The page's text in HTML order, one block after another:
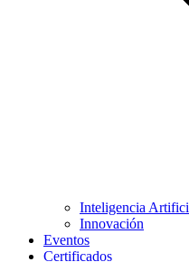
Inteligencia
Innovación
Eventos
Certificados